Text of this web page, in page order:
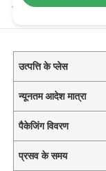
उत्पाद विवरण
उत्पत्ति के प्लेस
न्यूनतम आदेश मात्रा
पैकेजिंग विवरण
प्रसव के समय